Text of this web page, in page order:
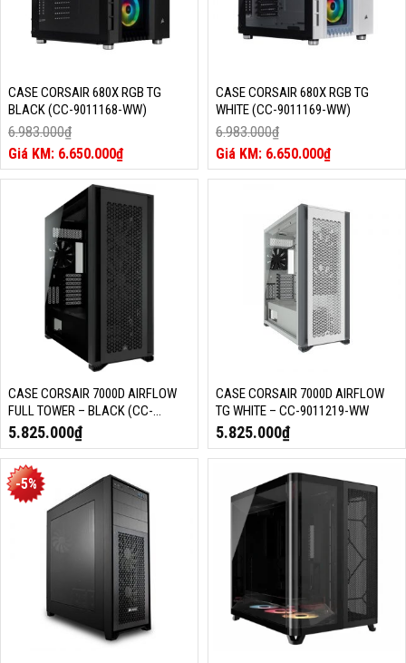
CASE CORSAIR 680X RGB TG
BLACK (CC-9011168-WW)
6.983.000₫
Giá
gốc
là:
6.983.000₫.
6.650.000₫
Giá
hiện
6.650.000₫.
CASE CORSAIR 680X RGB TG
WHITE (CC-9011169-WW)
6.983.000₫
Giá
gốc
là:
6.650.000₫
Giá
hiện
6.650.000₫.
CASE CORSAIR 7000D AIRFLOW
FULL TOWER – BLACK (CC-
9011218-WW)
5.825.000₫
CASE CORSAIR 7000D AIRFLOW
TG WHITE – CC-9011219-WW
5.825.000₫
-5%